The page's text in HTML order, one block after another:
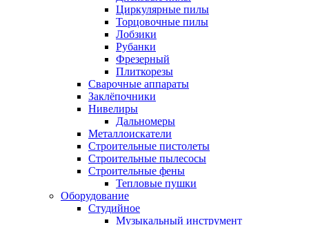
Циркулярные пилы
Торцовочные пилы
Лобзики
Рубанки
Фрезерный
Плиткорезы
Сварочные аппараты
Заклёпочники
Нивелиры
Дальномеры
Металлоискатели
Строительные пистолеты
Строительные пылесосы
Строительные фены
Тепловые пушки
Оборудование
Студийное
Музыкальный инструмент